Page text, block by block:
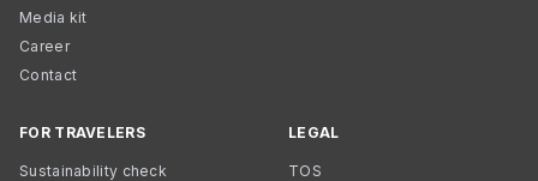
Media kit
Career
Contact
FOR TRAVELERS
Sustainability check
LEGAL
TOS